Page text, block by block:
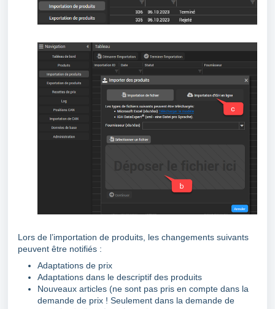
Lors de l’importation de produits, les changements suivants
peuvent être notifiés :
Adaptations de prix
Adaptations dans le descriptif des produits
Nouveaux articles (ne sont pas pris en compte dans la
demande de prix ! Seulement dans la demande de